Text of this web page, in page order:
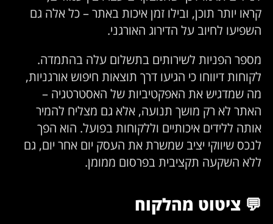
קראו יותר תוכן, ובילו זמן איכות באתר – כל אלה גם
השפיעו לחיוב על הדירוג האורגני.
מספר הפניות לשירותים בתשלום עלה בהתמדה.
לקוחות דיווחו כי הגיעו דרך תוצאות חיפוש אורגניות,
מה שמדגיש את האפקטיביות של האסטרטגיה –
האתר לא רק מושך תנועה, אלא גם מצליח להמיר
אותה ללידים איכותיים וללקוחות בפועל. הוא הפך
לנכס שיווקי יציב שמשרת את העסק יום אחר יום, גם
ללא השקעה תקציבית בפרסום ממומן.
💬 ציטוט מהלקוח